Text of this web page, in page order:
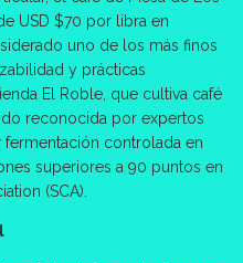
USD $70 por libra en
uno de los más finos
y prácticas
El Roble, que cultiva café
reconocida por expertos
controlada en
superiores a 90 puntos en
(SCA).